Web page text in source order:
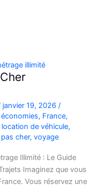
janvier 19, 2026 /
économies, France,
location de véhicule,
cher, voyage
Illimité : Le Guide
Imaginez que vous
Vous réservez une